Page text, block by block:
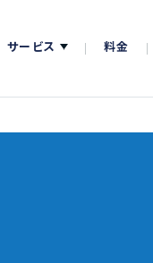
サービス 料金